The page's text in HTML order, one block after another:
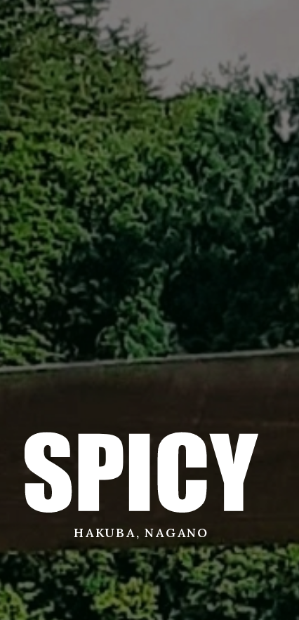
店舗
お問い合わせ
HAKUBA, NAGANO